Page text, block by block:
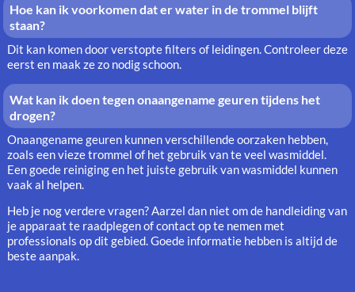
Hoe kan ik voorkomen dat er water in de trommel blijft
staan?
Dit kan komen door verstopte filters of leidingen. Controleer deze
eerst en maak ze zo nodig schoon.
Wat kan ik doen tegen onaangename geuren tijdens het
drogen?
Onaangename geuren kunnen verschillende oorzaken hebben,
zoals een vieze trommel of het gebruik van te veel wasmiddel.
Een goede reiniging en het juiste gebruik van wasmiddel kunnen
vaak al helpen.
Heb je nog verdere vragen? Aarzel dan niet om de handleiding van
je apparaat te raadplegen of contact op te nemen met
professionals op dit gebied. Goede informatie hebben is altijd de
beste aanpak.